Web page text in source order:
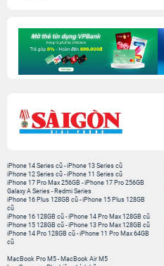
iPhone 14 Series cũ -iPhone 13 Series cũ
iPhone 12 Series cũ -iPhone 11 Series cũ
iPhone 17 Pro Max 256GB -iPhone 17 Pro 256GB
Galaxy A Series - Redmi Series
iPhone 16 Plus 128GB cũ -iPhone 15 Plus 128GB
cũ
iPhone 16 128GB cũ -iPhone 14 Pro Max 128GB cũ
iPhone 15 128GB cũ -iPhone 13 Pro Max 128GB cũ
iPhone 14 Pro 128GB cũ -iPhone 11 Pro Max 64GB
cũ
MacBook Pro M5 - MacBook Air M5